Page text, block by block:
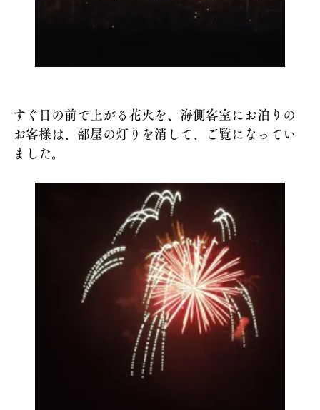
すぐ目の前で上がる花火を、海側客室にお泊りの
お客様は、部屋の灯りを消して、ご覧になってい
ました。